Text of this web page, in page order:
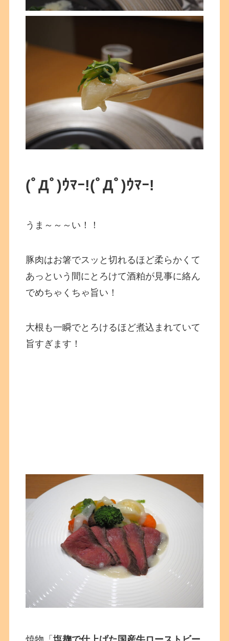
(ﾟДﾟ)ｳﾏｰ!(ﾟДﾟ)ｳﾏｰ!
うま～～～い！！
豚肉はお箸でスッと切れるほど柔らかくて
あっという間にとろけて酒粕が見事に絡ん
でめちゃくちゃ旨い！
大根も一瞬でとろけるほど煮込まれていて
旨すぎます！